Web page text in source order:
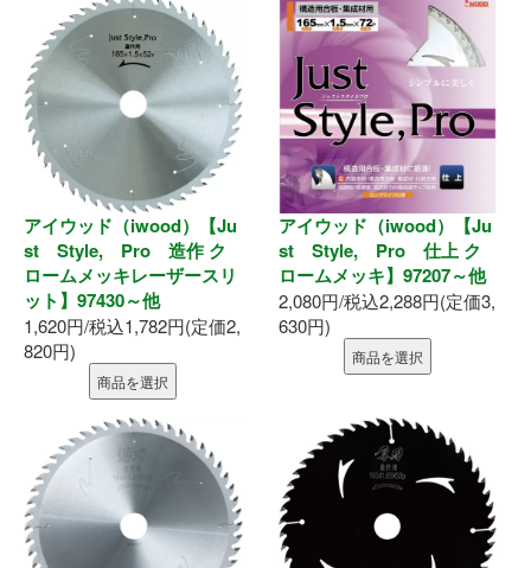
アイウッド（iwood）【Ju
st Style, Pro 造作 ク
ロームメッキレーザースリ
ット】97430～他
1,620円/税込1,782円(定価2,
820円)
商品を選択
アイウッド（iwood）【Ju
st Style, Pro 仕上 ク
ロームメッキ】97207～他
2,080円/税込2,288円(定価3,
630円)
商品を選択